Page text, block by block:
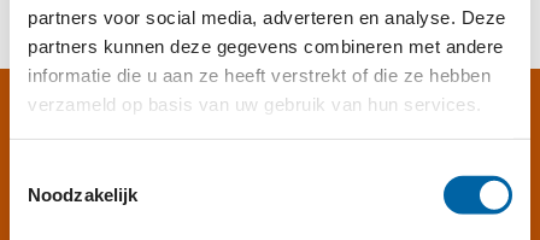
partners voor social media, adverteren en analyse. Deze
partners kunnen deze gegevens combineren met andere
informatie die u aan ze heeft verstrekt of die ze hebben
verzameld op basis van uw gebruik van hun services.
Noodzakelijk
GEVEN AAN RONALD
MCDONALD HUIS
NEDERLAND?